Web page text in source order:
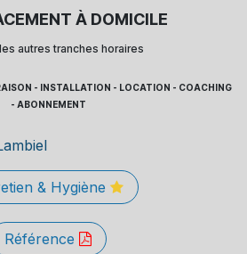
À DOMICILE
autres tranches horaires
- INSTALLATION - LOCATION - COACHING
- ABONNEMENT
& Hygiène
Référence